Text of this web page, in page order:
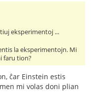
eksperimentoj ...
la eksperimentojn. Mi
faru tion?
ĉar Einstein estis
mi volas doni plian